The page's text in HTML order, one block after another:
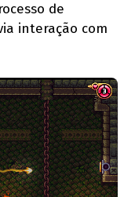
de
interação com